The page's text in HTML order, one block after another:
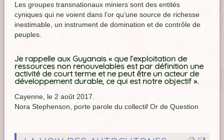
Les groupes transnationaux miniers sont des entités
cyniques qui ne voient dans l’or qu’une source de richesse
inestimable, un instrument de domination et de contrôle de
peuples.
Je rappelle aux Guyanais « que l’exploitation de
ressources non renouvelables est par définition une
activité de court terme et ne peut être un acteur de
développement durable, ce qui est notre objectif ».
Cayenne, le 2 août 2017.
Nora Stephenson, porte parole du collectif Or de Question